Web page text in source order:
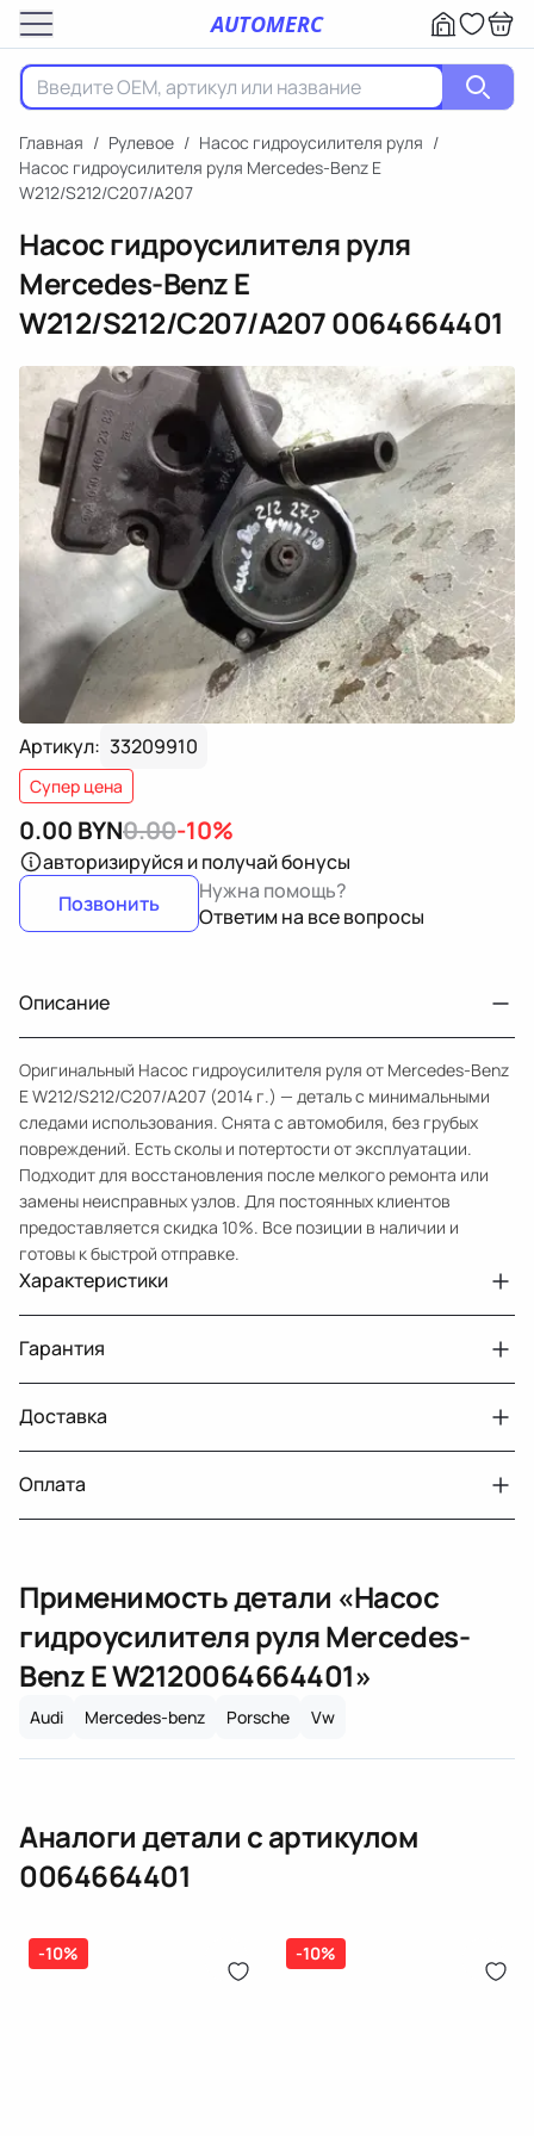
AUTOMERC
Главная / Рулевое / Насос гидроусилителя руля /
Насос гидроусилителя руля Mercedes-Benz E
W212/S212/C207/A207
Насос гидроусилителя руля
Mercedes-Benz E
W212/S212/C207/A2070064664401
Артикул: 33209910
Супер цена
0.00 BYN0.00-10%
авторизируйся и получай бонусы
Позвонить
Нужна помощь?
Ответим на все вопросы
Описание
Оригинальный Насос гидроусилителя руля от Mercedes-Benz
E W212/S212/C207/A207 (2014 г.) — деталь с минимальными
следами использования. Снята с автомобиля, без грубых
повреждений. Есть сколы и потертости от эксплуатации.
Подходит для восстановления после мелкого ремонта или
замены неисправных узлов. Для постоянных клиентов
предоставляется скидка 10%. Все позиции в наличии и
готовы к быстрой отправке.
Характеристики
Авто
MercedesBenz E W212 рест.
Год
2014
Двигатель
бензин
Подходит на
2015) бензин
Гарантия
Двигатели с навесным или без навесного
оборудования
30 дней
Датчик давления топлива, насос
топлива, ТНВД (бензин, дизель), форсунка
бензиновая (дизельная) механическая
(электрическая), инжектор
(распределитель впрыска топлива),
14 дней
Подробнее о гарантии в разделеГарантия
Доставка
Доставка и Оплата
Оплата
Оплата онлайн
ЕРИП
Применимость детали «Насос
гидроусилителя руля Mercedes-
Benz E W2120064664401»
Audi Mercedes-benz Porsche Vw
Аналоги детали с артикулом
0064664401
-10% -10%